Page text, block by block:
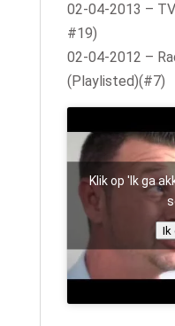
02-04-2013 –
#19)
02-04-2012 –
(Playlisted)(#7)
Klik op 'Ik ga
Ik